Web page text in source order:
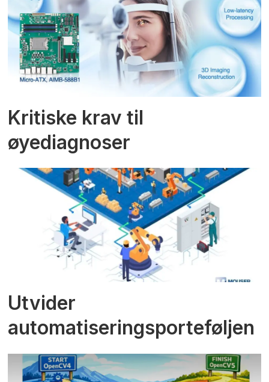
Kritiske krav til
øyediagnoser
Utvider
automatiseringsporteføljen